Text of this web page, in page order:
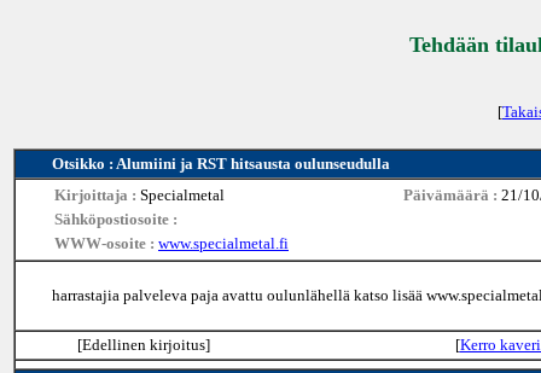
Tehdään
[
Otsikko : Alumiini ja RST hitsausta oulunseudulla
Kirjoittaja : Specialmetal Päivämäärä : 21/
Sähköpostiosoite :
WWW-osoite : www.specialmetal.fi
harrastajia palveleva paja avattu oulunlähellä katso lisää
[Edellinen kirjoitus] [Kerro